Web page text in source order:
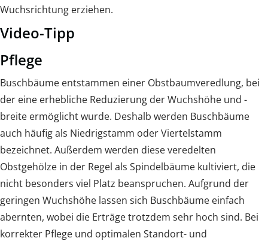
Wuchsrichtung erziehen.
Video-Tipp
Pflege
Buschbäume entstammen einer Obstbaumveredlung, bei
der eine erhebliche Reduzierung der Wuchshöhe und -
breite ermöglicht wurde. Deshalb werden Buschbäume
auch häufig als Niedrigstamm oder Viertelstamm
bezeichnet. Außerdem werden diese veredelten
Obstgehölze in der Regel als Spindelbäume kultiviert, die
nicht besonders viel Platz beanspruchen. Aufgrund der
geringen Wuchshöhe lassen sich Buschbäume einfach
abernten, wobei die Erträge trotzdem sehr hoch sind. Bei
korrekter Pflege und optimalen Standort- und